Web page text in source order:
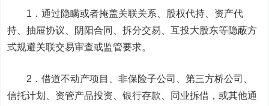
1．通过隐瞒或者掩盖关联关系、股权代持、资产代
持、抽屉协议、阴阳合同、拆分交易、互投大股东等隐蔽方
式规避关联交易审查或监管要求。
2．借道不动产项目、非保险子公司、第三方桥公司、
信托计划、资管产品投资、银行存款、同业拆借，或其他通